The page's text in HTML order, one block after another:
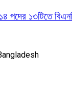
পদের ১৩টিতে